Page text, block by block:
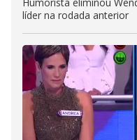
líder na rodada anterior